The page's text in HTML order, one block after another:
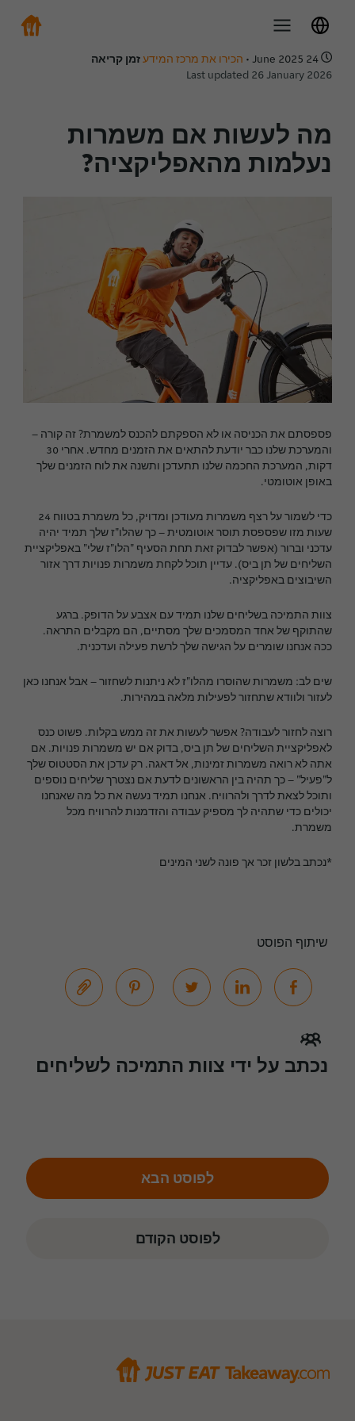
24 June 2025
• הכירו את מרכז המידעזמן קריאה
Last updated 26 January 2026
מה לעשות אם משמרות
נעלמות מהאפליקציה?
פספסתם את הכניסה או לא הספקתם להכנס למשמרת? זה קורה –
והמערכת שלנו כבר יודעת להתאים את הזמנים מחדש. אחרי 30
דקות, המערכת החכמה שלנו תתעדכן ותשנה את לוח הזמנים שלך
באופן אוטומטי.
כדי לשמור על רצף משמרות מעודכן ומדויק, כל משמרת בטווח 24
שעות מזו שפספסת תוסר אוטומטית – כך שהלו"ז שלך תמיד יהיה
עדכני וברור (אפשר לבדוק זאת תחת הסעיף "הלו"ז שלי" באפליקציית
השליחים של תן ביס). עדיין תוכל לקחת משמרות פנויות דרך אזור
השיבוצים באפליקציה.
צוות התמיכה בשליחים שלנו תמיד עם אצבע על הדופק. ברגע
שהתוקף של אחד המסמכים שלך מסתיים, הם מקבלים התראה.
ככה אנחנו שומרים על הגישה שלך לרשת פעילה ועדכנית.
שים לב: משמרות שהוסרו מהלו"ז לא ניתנות לשחזור – אבל אנחנו כאן
לעזור ולוודא שתחזור לפעילות מלאה במהירות.
רוצה לחזור לעבודה? אפשר לעשות את זה ממש בקלות. פשוט כנס
לאפליקציית השליחים של תן ביס, בדוק אם יש משמרות פנויות. אם
אתה לא רואה משמרות זמינות, אל דאגה. רק עדכן את הסטטוס שלך
ל"פעיל" – כך תהיה בין הראשונים לדעת אם נצטרך שליחים נוספים
ותוכל לצאת לדרך ולהרוויח. אנחנו תמיד נעשה את כל מה שאנחנו
יכולים כדי שתהיה לך מספיק עבודה והזדמנות להרוויח מכל
משמרת.
*נכתב בלשון זכר אך פונה לשני המינים
שיתוף הפוסט
נכתב על ידי צוות התמיכה לשליחים
לפוסט הקודם
לפוסט הבא